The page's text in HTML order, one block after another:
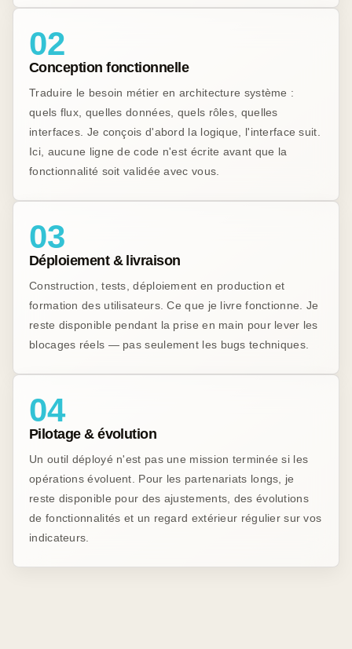
02
Conception fonctionnelle
Traduire le besoin métier en architecture système :
quels flux, quelles données, quels rôles, quelles
interfaces. Je conçois d'abord la logique, l'interface suit.
Ici, aucune ligne de code n'est écrite avant que la
fonctionnalité soit validée avec vous.
03
Déploiement & livraison
Construction, tests, déploiement en production et
formation des utilisateurs. Ce que je livre fonctionne. Je
reste disponible pendant la prise en main pour lever les
blocages réels — pas seulement les bugs techniques.
04
Pilotage & évolution
Un outil déployé n'est pas une mission terminée si les
opérations évoluent. Pour les partenariats longs, je
reste disponible pour des ajustements, des évolutions
de fonctionnalités et un regard extérieur régulier sur vos
indicateurs.